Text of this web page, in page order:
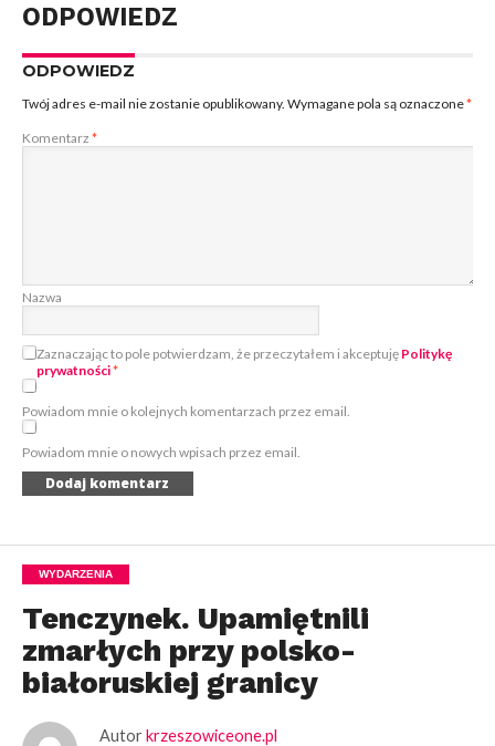
ODPOWIEDZ
ODPOWIEDZ
Twój adres e-mail nie zostanie opublikowany. Wymagane pola są oznaczone*
Komentarz *
Nazwa
Zaznaczając to pole potwierdzam, że przeczytałem i akceptuję Politykę
prywatności*
Powiadom mnie o kolejnych komentarzach przez email.
Powiadom mnie o nowych wpisach przez email.
WYDARZENIA
Tenczynek. Upamiętnili
zmarłych przy polsko-
białoruskiej granicy
Autor krzeszowiceone.pl